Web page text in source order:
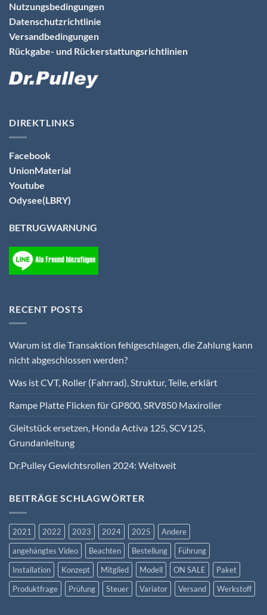
Nutzungsbedingungen
Datenschutzrichtlinie
Versandbedingungen
Rückgabe- und Rückerstattungsrichtlinien
DIREKTLINKS
Facebook
UnionMaterial
Youtube
Odysee(LBRY)
BETRUGWARNUNG
RECENT POSTS
Warum ist die Transaktion fehlgeschlagen, die Zahlung kann
nicht abgeschlossen werden?
Was ist CVT, Roller (Fahrrad), Struktur, Teile, erklärt
Rampe Platte Flicken für GP800, SRV850 Maxiroller
Gleitstück ersetzen, Honda Activa 125, SCV125,
Grundanleitung
Dr.Pulley Gewichtsrollen 2024: Weltweit
BEITRÄGE SCHLAGWÖRTER
2021 2022 2023 2024 2025
Andere
angehängtes Video
Beachten Bestellung
Führung
Installation
Konzept Mitglied Modell ON SALE
Paket
Produktfrage
Prüfung Steuer Variator Versand Werkstoff